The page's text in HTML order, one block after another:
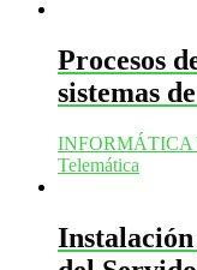
Procesos
sistemas
INFORMÁTICA
Telemática